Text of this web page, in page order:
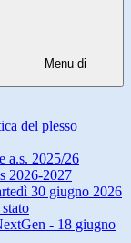
Menu di
del plesso
a.s. 2025/26
2026-2027
30 giugno 2026
- 18 giugno